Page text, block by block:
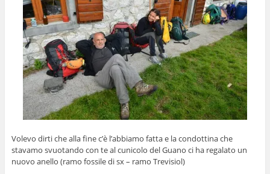
Volevo dirti che alla fine c’è l’abbiamo fatta e la condottina che
stavamo svuotando con te al cunicolo del Guano ci ha regalato un
nuovo anello (ramo fossile di sx – ramo Trevisiol)